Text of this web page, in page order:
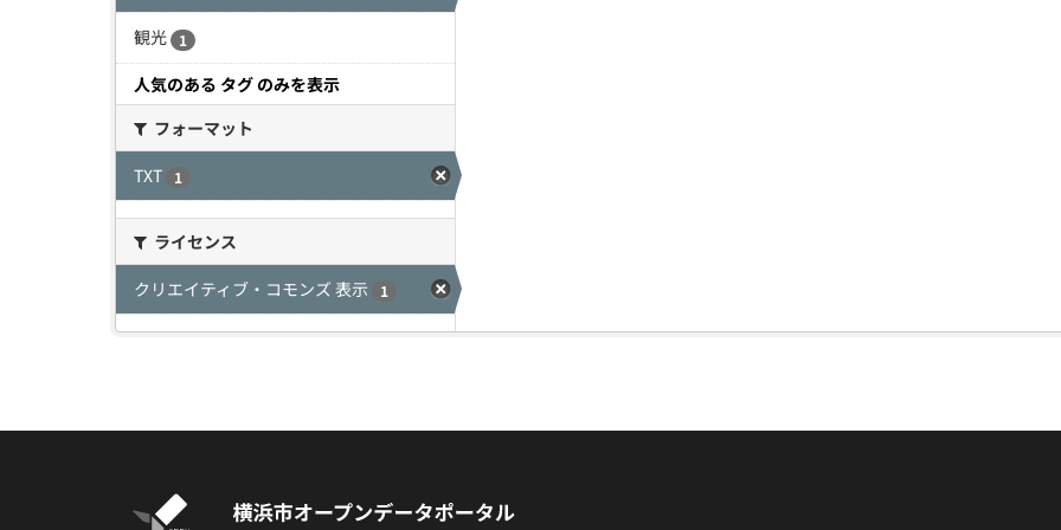
観光 1
人気のある タグ のみを表示
フォーマット
TXT
1
ライセンス
クリエイティブ・コモンズ 表示
1